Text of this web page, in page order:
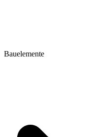
Bauelemente